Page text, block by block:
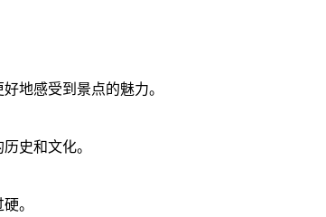
地感受到景点的魅力。
史和文化。
。